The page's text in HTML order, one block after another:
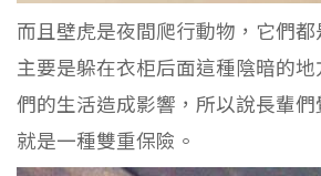
而且壁虎是夜間爬行動物，它們都
主要是躲在衣柜后面這種陰暗的
們的生活造成影響，所以說長輩
就是一種雙重保險。